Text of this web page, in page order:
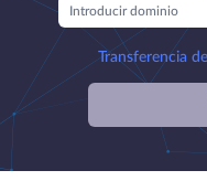
Transferencia